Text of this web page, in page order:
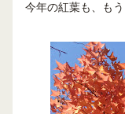
今年の紅葉も、も